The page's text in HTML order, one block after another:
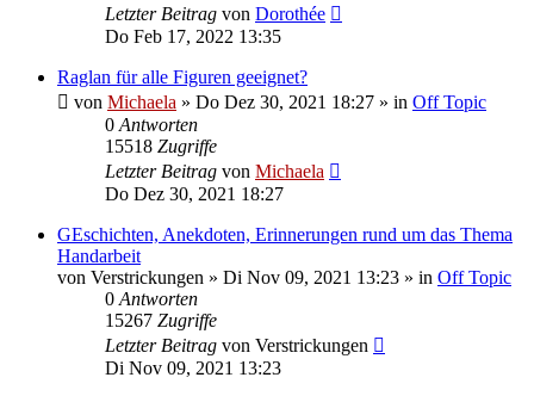
Letzter Beitrag von Dorothée
Do Feb 17, 2022 13:35
Raglan für alle Figuren geeignet?
von Michaela » Do Dez 30, 2021 18:27 » in Off Topic
0 Antworten
15518 Zugriffe
Letzter Beitrag von Michaela
Do Dez 30, 2021 18:27
GEschichten, Anekdoten, Erinnerungen rund um das Thema
Handarbeit
von Verstrickungen » Di Nov 09, 2021 13:23 » in Off Topic
0 Antworten
15267 Zugriffe
Letzter Beitrag von Verstrickungen
Di Nov 09, 2021 13:23